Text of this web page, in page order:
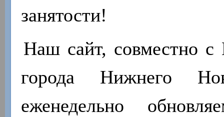
занятости!
Наш сайт, совместно с
города Нижнего
еженедельно